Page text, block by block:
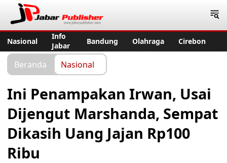
Nasional
Info
Jabar
Bandung Olahraga Cirebon
Beranda Nasional
Ini Penampakan Irwan, Usai
Dijengut Marshanda, Sempat
Dikasih Uang Jajan Rp100
Ribu